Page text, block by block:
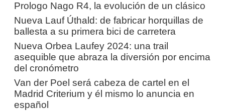
Prologo Nago R4, la evolución de un clásico
Nueva Lauf Úthald: de fabricar horquillas de
ballesta a su primera bici de carretera
Nueva Orbea Laufey 2024: una trail
asequible que abraza la diversión por encima
del cronómetro
Van der Poel será cabeza de cartel en el
Madrid Criterium y él mismo lo anuncia en
español